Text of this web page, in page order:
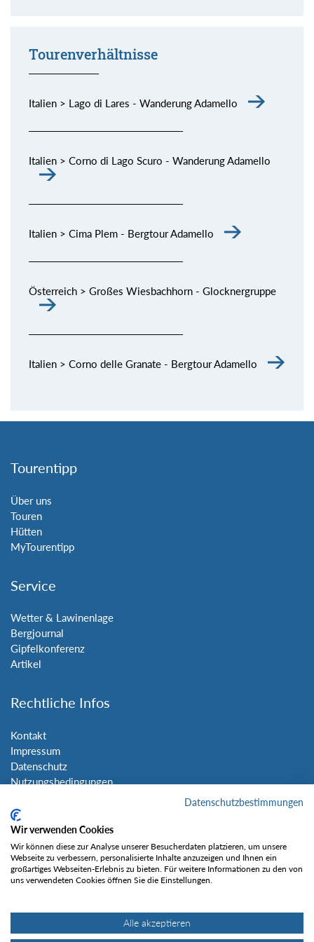
Tourenverhältnisse
Italien > Lago di Lares - Wanderung Adamello
Italien > Corno di Lago Scuro - Wanderung Adamello
Italien > Cima Plem - Bergtour Adamello
Österreich > Großes Wiesbachhorn - Glocknergruppe
Italien > Corno delle Granate - Bergtour Adamello
Tourentipp
Über uns
Touren
Hütten
MyTourentipp
Service
Wetter & Lawinenlage
Bergjournal
Gipfelkonferenz
Artikel
Rechtliche Infos
Kontakt
Impressum
Datenschutz
Nutzungsbedingungen
Social Media
Gefällt mir
Datenschutzbestimmungen
Wir verwenden Cookies
Wir können diese zur Analyse unserer Besucherdaten platzieren, um unsere
Webseite zu verbessern, personalisierte Inhalte anzuzeigen und Ihnen ein
großartiges Webseiten-Erlebnis zu bieten. Für weitere Informationen zu den von
uns verwendeten Cookies öffnen Sie die Einstellungen.
Alle akzeptieren